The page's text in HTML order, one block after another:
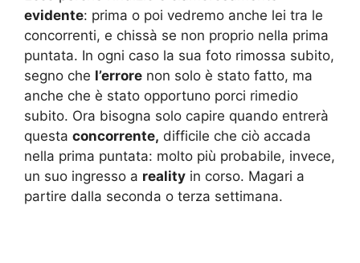
evidente: prima o poi vedremo anche lei tra le
concorrenti, e chissà se non proprio nella prima
puntata. In ogni caso la sua foto rimossa subito,
segno che l’errore non solo è stato fatto, ma
anche che è stato opportuno porci rimedio
subito. Ora bisogna solo capire quando entrerà
questa concorrente, difficile che ciò accada
nella prima puntata: molto più probabile, invece,
un suo ingresso a reality in corso. Magari a
partire dalla seconda o terza settimana.